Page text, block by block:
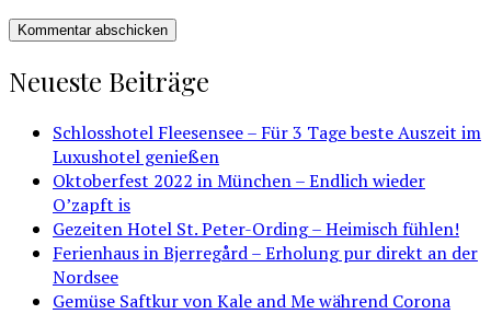
Neueste Beiträge
Schlosshotel Fleesensee – Für 3 Tage beste Auszeit im
Luxushotel genießen
Oktoberfest 2022 in München – Endlich wieder
O’zapft is
Gezeiten Hotel St. Peter-Ording – Heimisch fühlen!
Ferienhaus in Bjerregård – Erholung pur direkt an der
Nordsee
Gemüse Saftkur von Kale and Me während Corona